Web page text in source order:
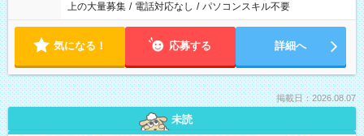
上の大量募集 / 電話対応なし / パソコンスキル不要
気になる！ 応募する 詳細へ
掲載日：2026.08.07
未読